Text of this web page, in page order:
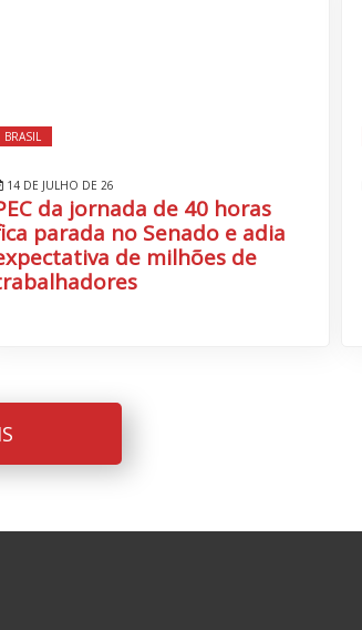
BRASIL
14 DE JULHO DE 26
da jornada de 40 horas
parada no Senado e adia
de milhões de